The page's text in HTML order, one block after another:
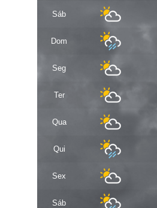
Sáb
Dom
Seg
Ter
Qua
Qui
Sex
Sáb